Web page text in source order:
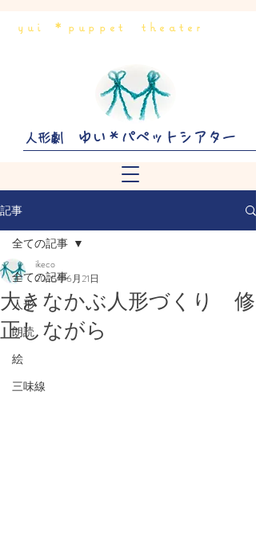
yui ＊puppet theater
人形劇 ゆい＊パペットシアター
記事
全ての記事
人形
朗読
絵
三味線
全ての記事
大きなかぶ人形づくり 修
正しながら
ikeco
2025年6月21日